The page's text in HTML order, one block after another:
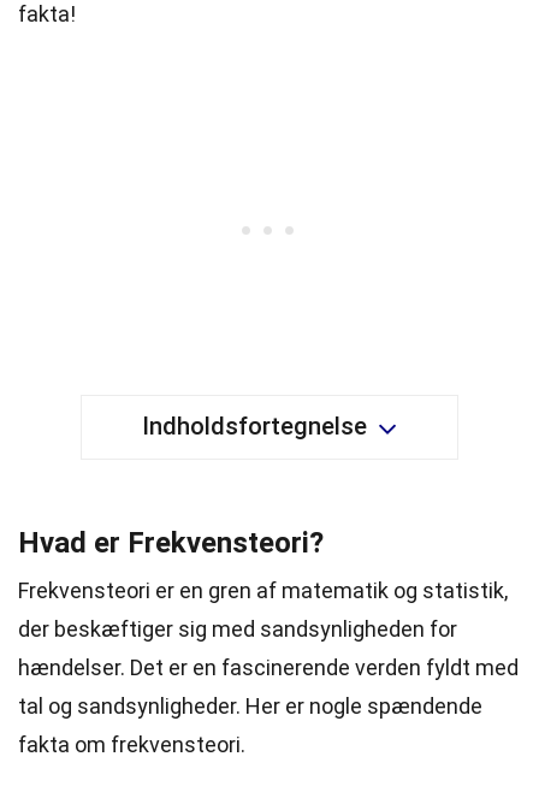
fakta!
Indholdsfortegnelse
Hvad er Frekvensteori?
Frekvensteori er en gren af matematik og statistik,
der beskæftiger sig med sandsynligheden for
hændelser. Det er en fascinerende verden fyldt med
tal og sandsynligheder. Her er nogle spændende
fakta om frekvensteori.